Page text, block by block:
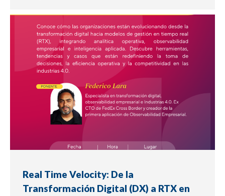
EVENTO
Real Time Velocity: De la
Transformación Digital (DX) a RTX en